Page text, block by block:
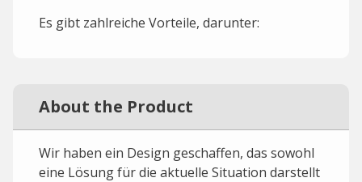
Es gibt zahlreiche Vorteile, darunter:
About the Product
Wir haben ein Design geschaffen, das sowohl
eine Lösung für die aktuelle Situation darstellt